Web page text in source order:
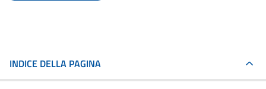
INDICE DELLA PAGINA